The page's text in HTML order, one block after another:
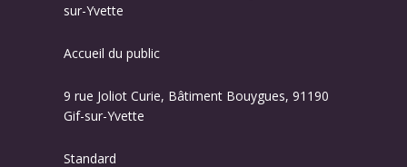
sur-Yvette
Accueil du public
9 rue Joliot Curie, Bâtiment Bouygues, 91190
Gif-sur-Yvette
Standard